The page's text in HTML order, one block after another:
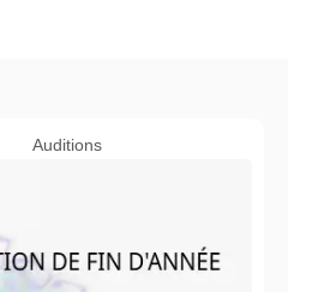
Auditions